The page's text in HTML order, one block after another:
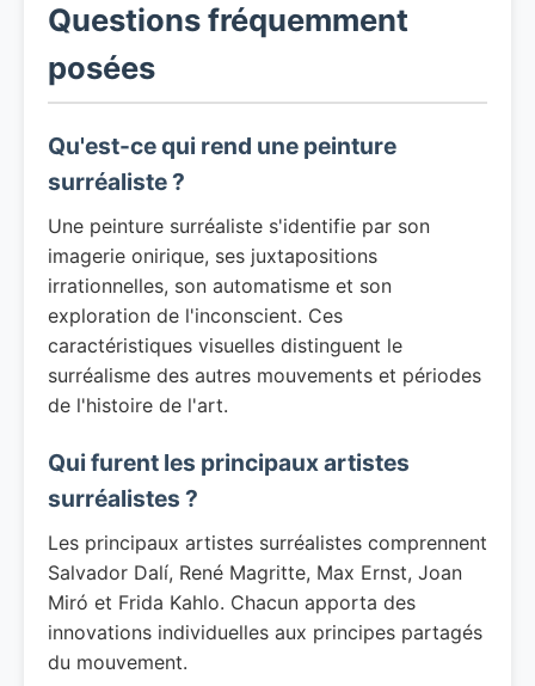
Questions fréquemment
posées
Qu'est-ce qui rend une peinture
surréaliste ?
Une peinture surréaliste s'identifie par son
imagerie onirique, ses juxtapositions
irrationnelles, son automatisme et son
exploration de l'inconscient. Ces
caractéristiques visuelles distinguent le
surréalisme des autres mouvements et périodes
de l'histoire de l'art.
Qui furent les principaux artistes
surréalistes ?
Les principaux artistes surréalistes comprennent
Salvador Dalí, René Magritte, Max Ernst, Joan
Miró et Frida Kahlo. Chacun apporta des
innovations individuelles aux principes partagés
du mouvement.